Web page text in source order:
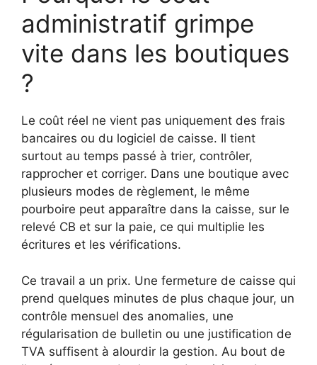
administratif grimpe
vite dans les boutiques
?
Le coût réel ne vient pas uniquement des frais
bancaires ou du logiciel de caisse. Il tient
surtout au temps passé à trier, contrôler,
rapprocher et corriger. Dans une boutique avec
plusieurs modes de règlement, le même
pourboire peut apparaître dans la caisse, sur le
relevé CB et sur la paie, ce qui multiplie les
écritures et les vérifications.
Ce travail a un prix. Une fermeture de caisse qui
prend quelques minutes de plus chaque jour, un
contrôle mensuel des anomalies, une
régularisation de bulletin ou une justification de
TVA suffisent à alourdir la gestion. Au bout de